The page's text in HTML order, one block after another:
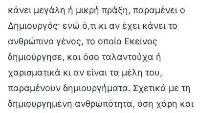
κάνει μεγάλη ή μικρή πράξη, παραμένει ο
Δημιουργός· ενώ ό,τι κι αν έχει κάνει το
ανθρώπινο γένος, το οποίο Εκείνος
δημιούργησε, και όσο ταλαντούχα ή
χαρισματικά κι αν είναι τα μέλη του,
παραμένουν δημιουργήματα. Σχετικά με τη
δημιουργημένη ανθρωπότητα, όση χάρη και